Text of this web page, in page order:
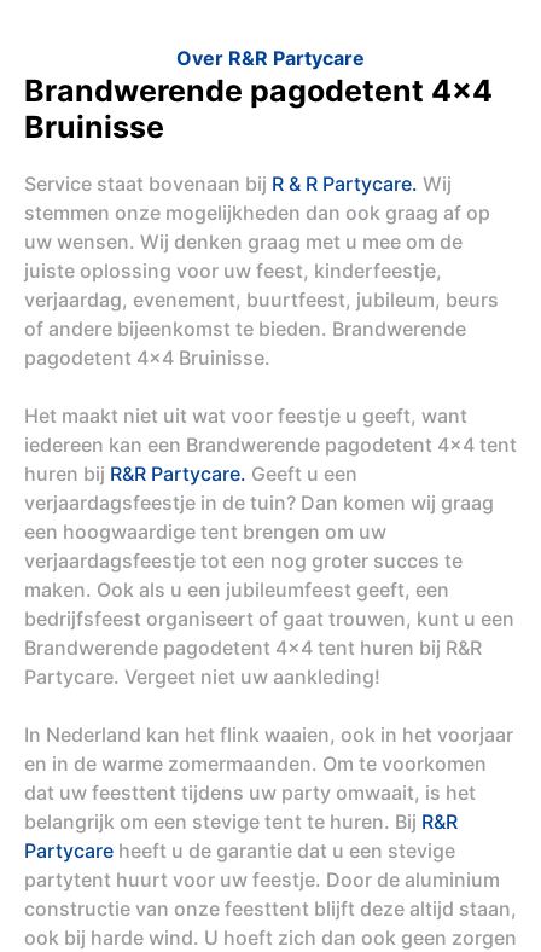
Over R&R Partycare
Brandwerende pagodetent 4x4
Bruinisse
Service staat bovenaan bij R & R Partycare. Wij
stemmen onze mogelijkheden dan ook graag af op
uw wensen. Wij denken graag met u mee om de
juiste oplossing voor uw feest, kinderfeestje,
verjaardag, evenement, buurtfeest, jubileum, beurs
of andere bijeenkomst te bieden. Brandwerende
pagodetent 4x4 Bruinisse.
Het maakt niet uit wat voor feestje u geeft, want
iedereen kan een Brandwerende pagodetent 4x4 tent
huren bij R&R Partycare. Geeft u een
verjaardagsfeestje in de tuin? Dan komen wij graag
een hoogwaardige tent brengen om uw
verjaardagsfeestje tot een nog groter succes te
maken. Ook als u een jubileumfeest geeft, een
bedrijfsfeest organiseert of gaat trouwen, kunt u een
Brandwerende pagodetent 4x4 tent huren bij R&R
Partycare. Vergeet niet uw aankleding!
In Nederland kan het flink waaien, ook in het voorjaar
en in de warme zomermaanden. Om te voorkomen
dat uw feesttent tijdens uw party omwaait, is het
belangrijk om een stevige tent te huren. Bij R&R
Partycare heeft u de garantie dat u een stevige
partytent huurt voor uw feestje. Door de aluminium
constructie van onze feesttent blijft deze altijd staan,
ook bij harde wind. U hoeft zich dan ook geen zorgen